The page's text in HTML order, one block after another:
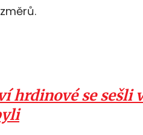
hrdinové se sešli